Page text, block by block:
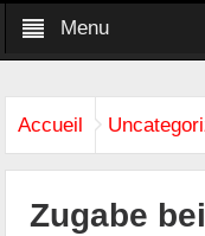
Menu
Accueil
Zugabe